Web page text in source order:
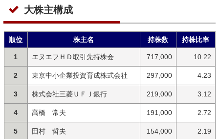
大株主構成
順位 株主名 持株数 持株比率
1 エヌエフＨＤ取引先持株会 717,000 10.22
2 東京中小企業投資育成株式会社 297,000 4.23
3 株式会社三菱ＵＦＪ銀行 219,000 3.12
4 高橋 常夫 191,000 2.72
5 田村 哲夫 154,000 2.19